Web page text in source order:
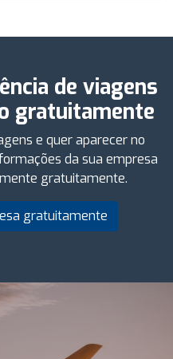
de viagens
gratuitamente
e quer aparecer no
da sua empresa
gratuitamente.
gratuitamente